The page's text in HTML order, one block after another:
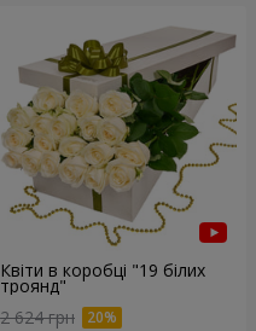
Квіти в коробці "19 білих
троянд"
2 624 грн